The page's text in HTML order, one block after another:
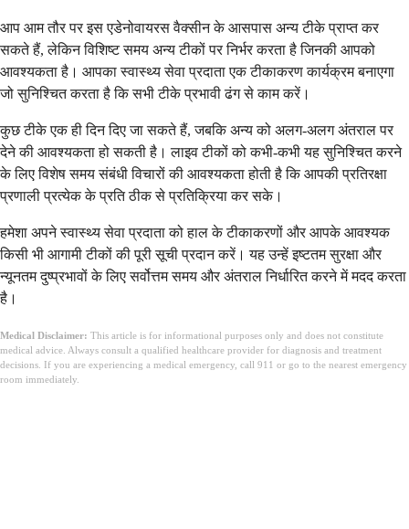
आप आम तौर पर इस एडेनोवायरस वैक्सीन के आसपास अन्य टीके प्राप्त कर
सकते हैं, लेकिन विशिष्ट समय अन्य टीकों पर निर्भर करता है जिनकी आपको
आवश्यकता है। आपका स्वास्थ्य सेवा प्रदाता एक टीकाकरण कार्यक्रम बनाएगा
जो सुनिश्चित करता है कि सभी टीके प्रभावी ढंग से काम करें।
कुछ टीके एक ही दिन दिए जा सकते हैं, जबकि अन्य को अलग-अलग अंतराल पर
देने की आवश्यकता हो सकती है। लाइव टीकों को कभी-कभी यह सुनिश्चित करने
के लिए विशेष समय संबंधी विचारों की आवश्यकता होती है कि आपकी प्रतिरक्षा
प्रणाली प्रत्येक के प्रति ठीक से प्रतिक्रिया कर सके।
हमेशा अपने स्वास्थ्य सेवा प्रदाता को हाल के टीकाकरणों और आपके आवश्यक
किसी भी आगामी टीकों की पूरी सूची प्रदान करें। यह उन्हें इष्टतम सुरक्षा और
न्यूनतम दुष्प्रभावों के लिए सर्वोत्तम समय और अंतराल निर्धारित करने में मदद करता
है।
Medical Disclaimer: This article is for informational purposes only and does not constitute
medical advice. Always consult a qualified healthcare provider for diagnosis and treatment
decisions. If you are experiencing a medical emergency, call 911 or go to the nearest emergency
room immediately.